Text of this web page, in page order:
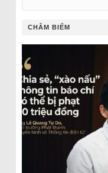
CHÂM BIẾM